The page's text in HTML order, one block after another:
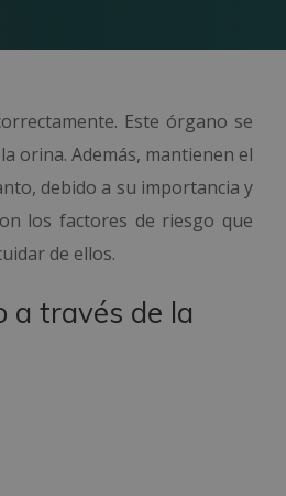
Este órgano se
orina. Además, mantienen el
debido a su importancia y
los factores de riesgo que
de ellos.
a través de la